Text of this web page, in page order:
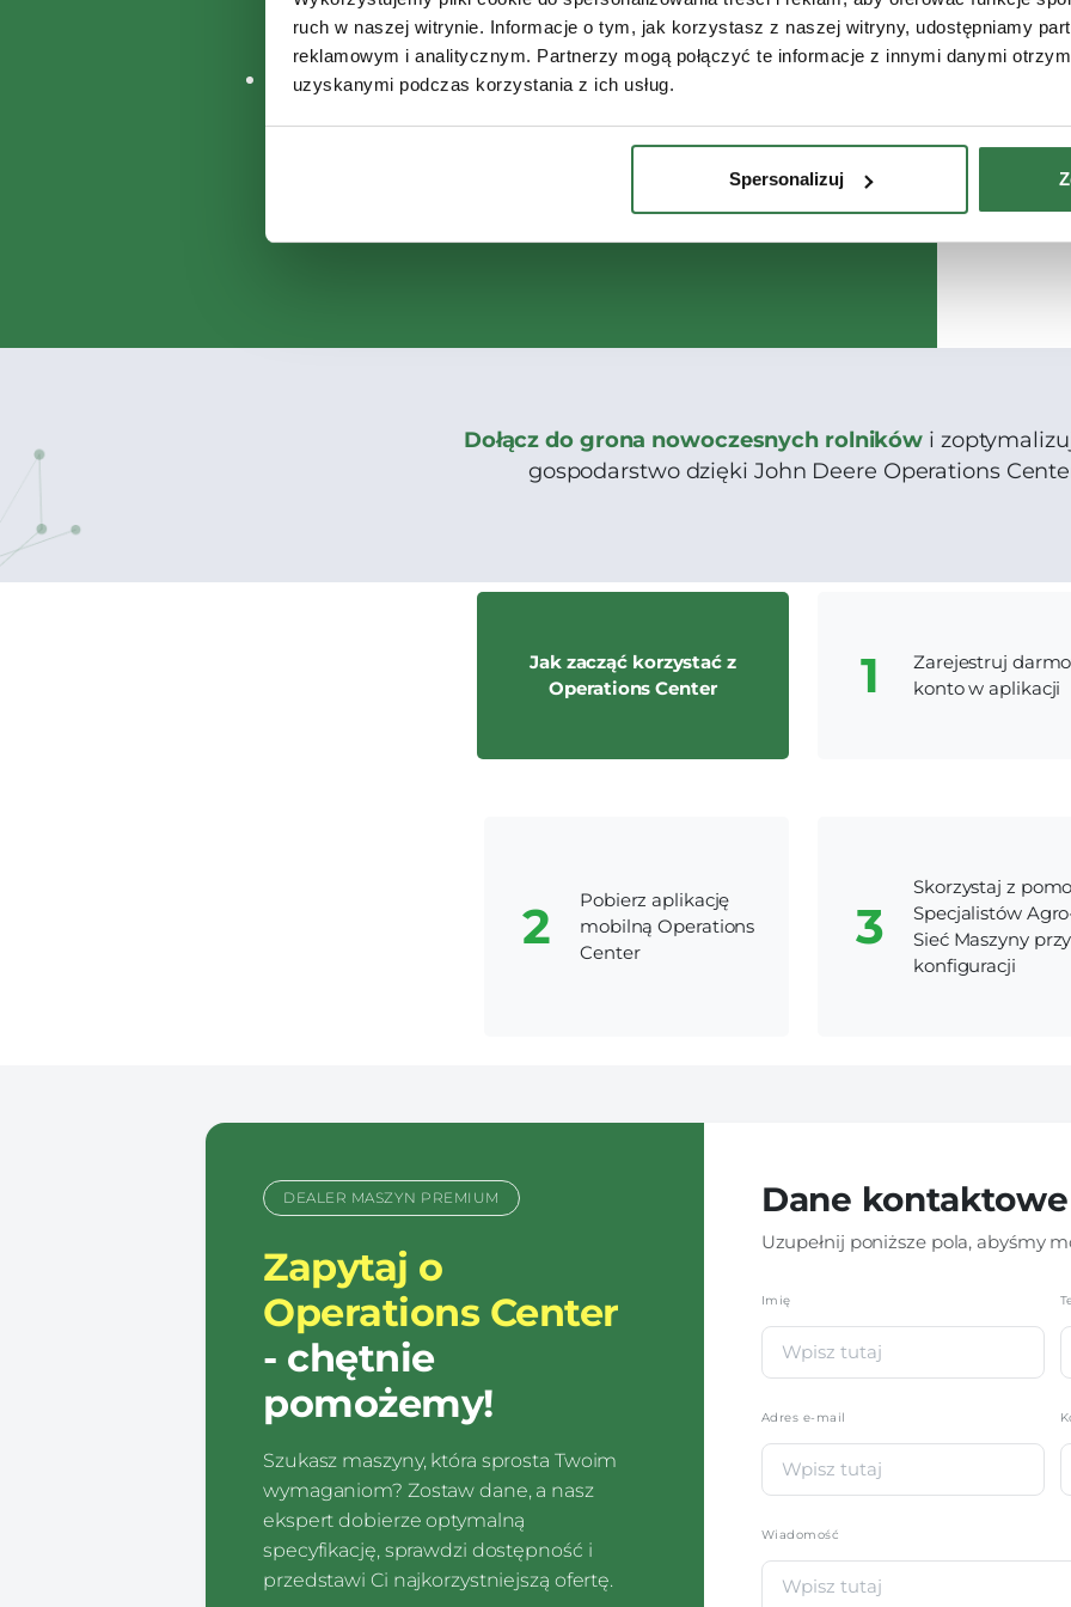
ruch w naszej witrynie. Informacje o tym, jak korzystasz z naszej witryny, udostępniamy
reklamowym i analitycznym. Partnerzy mogą połączyć te informacje z innymi danymi
uzyskanymi podczas korzystania z ich usług.
Spersonalizuj
pola
Expert Alert dla klientów serwisu
Dołącz do grona nowoczesnych rolników i
gospodarstwo dzięki John Deere Operations
Jak zacząć korzystać z
Operations Center
Zarejestruj
konto w aplikacji
Pobierz aplikację
mobilną Operations
Center
Skorzystaj z
Specjalistów
Sieć Maszyny przy
konfiguracji
DEALER MASZYN PREMIUM
Zapytaj o
Operations Center
- chętnie
pomożemy!
Szukasz maszyny, która sprosta Twoim
wymaganiom? Zostaw dane, a nasz
ekspert dobierze optymalną
specyfikację, sprawdzi dostępność i
przedstawi Ci najkorzystniejszą ofertę.
Dane kontaktowe
Uzupełnij poniższe pola, abyśmy
Imię
Adres e-mail
Wiadomość